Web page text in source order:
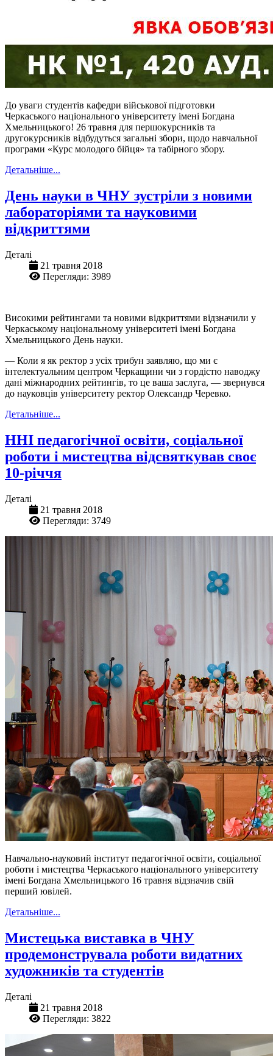
До уваги студентів кафедри військової підготовки
Черкаського національного університету імені Богдана
Хмельницького! 26 травня для першокурсників та
другокурсників відбудуться загальні збори, щодо навчальної
програми «Курс молодого бійця» та табірного збору.
Детальніше...
День науки в ЧНУ зустріли з новими
лабораторіями та науковими
відкриттями
Деталі
21 травня 2018
Перегляди: 3989
Високими рейтингами та новими відкриттями відзначили у
Черкаському національному університеті імені Богдана
Хмельницького День науки.
— Коли я як ректор з усіх трибун заявляю, що ми є
інтелектуальним центром Черкащини чи з гордістю наводжу
дані міжнародних рейтингів, то це ваша заслуга, — звернувся
до науковців університету ректор Олександр Черевко.
Детальніше...
ННІ педагогічної освіти, соціальної
роботи і мистецтва відсвяткував своє
10-річчя
Деталі
21 травня 2018
Перегляди: 3749
Навчально-науковий інститут педагогічної освіти, соціальної
роботи і мистецтва Черкаського національного університету
імені Богдана Хмельницького 16 травня відзначив свій
перший ювілей.
Детальніше...
Мистецька виставка в ЧНУ
продемонструвала роботи видатних
художників та студентів
Деталі
21 травня 2018
Перегляди: 3822